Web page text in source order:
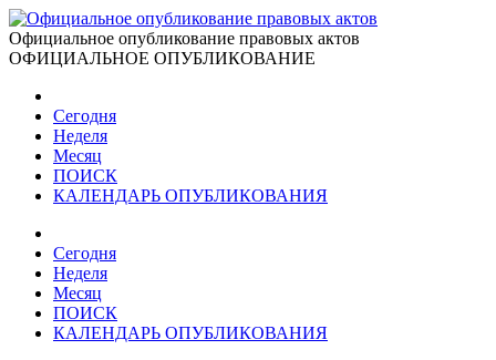
Официальное опубликование правовых актов
ОФИЦИАЛЬНОЕ ОПУБЛИКОВАНИЕ
Сегодня
Неделя
Месяц
ПОИСК
КАЛЕНДАРЬ ОПУБЛИКОВАНИЯ
Сегодня
Неделя
Месяц
ПОИСК
КАЛЕНДАРЬ ОПУБЛИКОВАНИЯ